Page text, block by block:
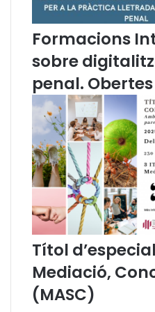
e
f
o
e
n
t
a
r
l
’
ú
d
e
l
a
t
Formacions
sobre
penal.
Títol
Mediació,
(MASC)